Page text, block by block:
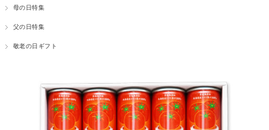
母の日特集
父の日特集
敬老の日ギフト